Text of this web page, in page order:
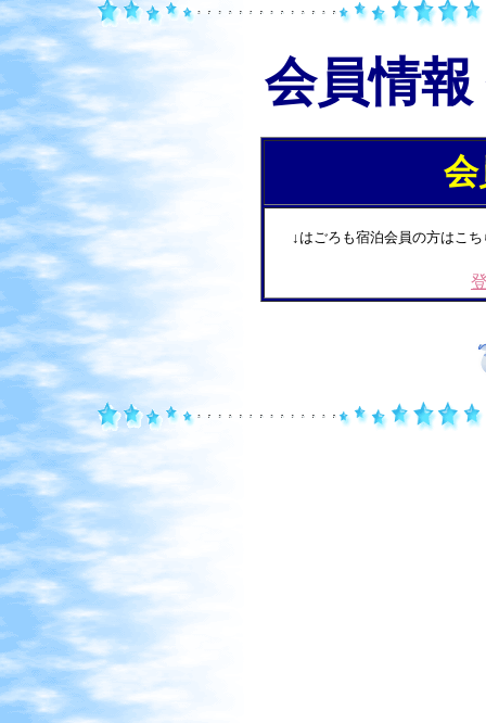
会員情
↓はごろも宿泊会員の方はこ